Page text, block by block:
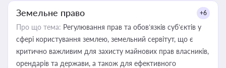
Земельне право +6
Про що тема: Регулювання прав та обов’язків суб’єктів у
сфері користування землею, земельний сервітут, що є
критично важливим для захисту майнових прав власників,
орендарів та держави, а також для ефективного